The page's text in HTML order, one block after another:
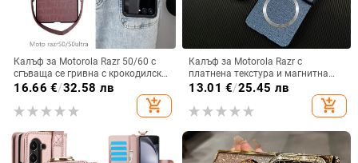
Калъф за Motorola Razr 50/60 с
сгъваща се гривна с крокодилски
релеф
16.66 €/32.58 лв
add_shopping_cart
Калъф за Motorola Razr с
платнена текстура и магнитна
панта, флип
13.01 €/25.45 лв
add_shopping_cart